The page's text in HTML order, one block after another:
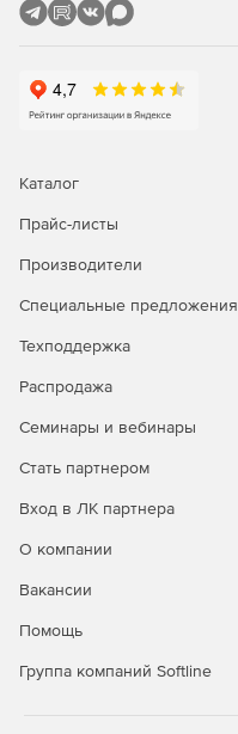
Каталог
Прайс-листы
Производители
Специальные предложения
Техподдержка
Распродажа
Семинары и вебинары
Стать партнером
Вход в ЛК партнера
О компании
Вакансии
Помощь
Группа компаний Softline